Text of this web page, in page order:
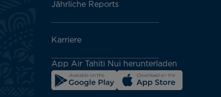
Jährliche Reports
Karriere
App Air Tahiti Nui herunterladen